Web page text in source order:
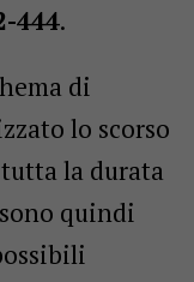
444.
di
lo scorso
la durata
quindi